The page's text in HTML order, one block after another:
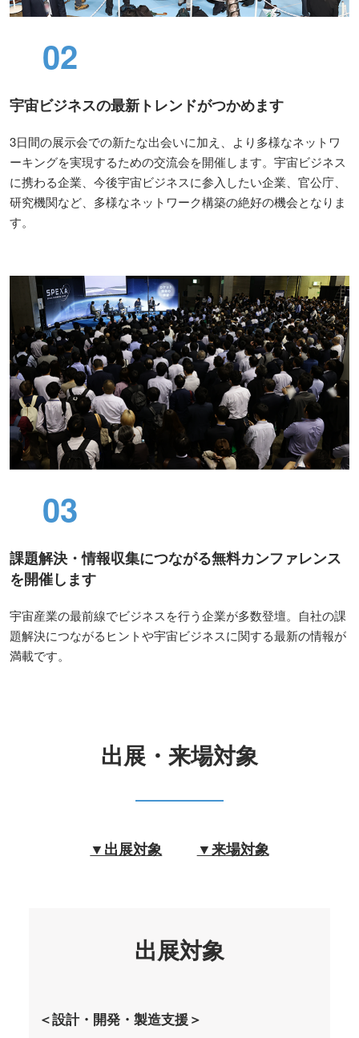
02
宇宙ビジネスの最新トレンドがつかめます
3日間の展示会での新たな出会いに加え、より多様なネットワ
ーキングを実現するための交流会を開催します。宇宙ビジネス
に携わる企業、今後宇宙ビジネスに参入したい企業、官公庁、
研究機関など、多様なネットワーク構築の絶好の機会となりま
す。
03
課題解決・情報収集につながる無料カンファレンス
を開催します
宇宙産業の最前線でビジネスを行う企業が多数登壇。自社の課
題解決につながるヒントや宇宙ビジネスに関する最新の情報が
満載です。
出展・来場対象
▼出展対象 ▼来場対象
出展対象
＜設計・開発・製造支援＞